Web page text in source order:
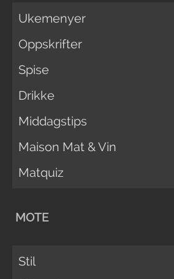
Ukemenyer
Oppskrifter
Spise
Drikke
Middagstips
Maison Mat & Vin
Matquiz
MOTE
Stil